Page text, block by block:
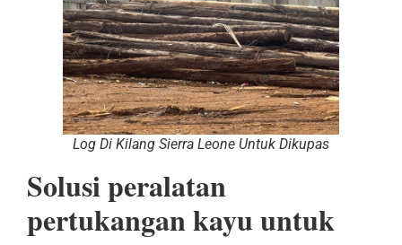
Log Di Kilang Sierra Leone Untuk Dikupas
Solusi peralatan
pertukangan kayu untuk